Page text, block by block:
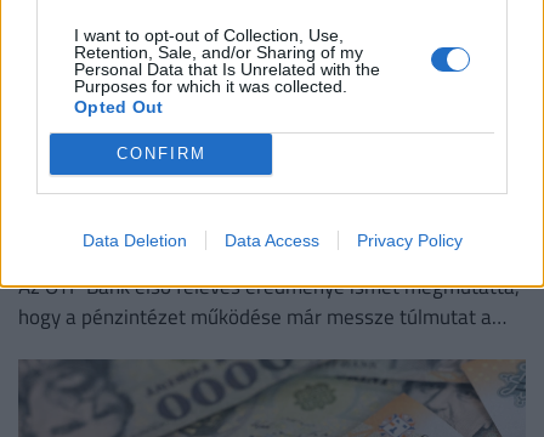
I want to opt-out of Collection, Use,
Retention, Sale, and/or Sharing of my
Personal Data that Is Unrelated with the
Purposes for which it was collected.
Opted Out
CONFIRM
Data Deletion Data Access Privacy Policy
minden magyar hitelesnek tudnia kell
Az OTP Bank első féléves eredménye ismét megmutatta,
hogy a pénzintézet működése már messze túlmutat a